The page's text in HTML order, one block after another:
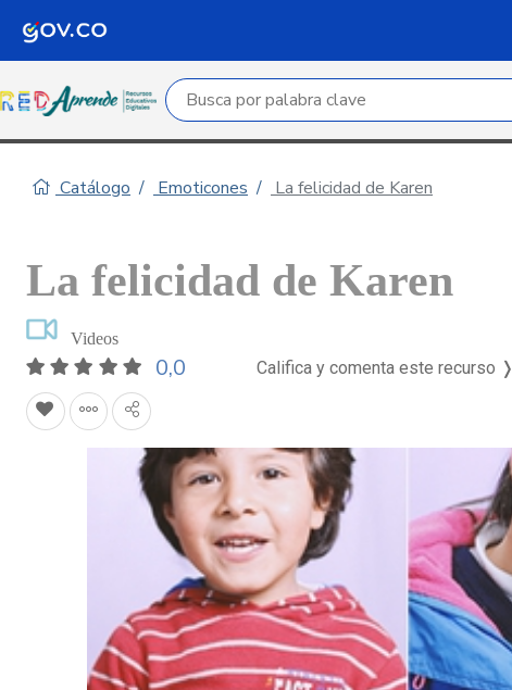
Campo de búsqueda por palabra clave
Catálogo Emoticones La felicidad de Karen
La felicidad de Karen
Videos
0,0 Califica y comenta este recurso ❭